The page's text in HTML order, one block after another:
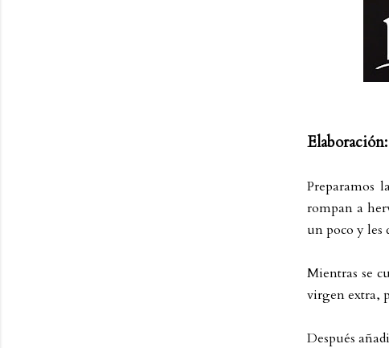
Elaboración:
Preparamos
rompan a
un poco y les
Mientras se
virgen extra,
Después